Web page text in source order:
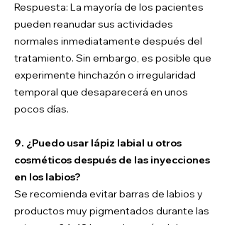
Respuesta: La mayoría de los pacientes
pueden reanudar sus actividades
normales inmediatamente después del
tratamiento. Sin embargo, es posible que
experimente hinchazón o irregularidad
temporal que desaparecerá en unos
pocos días.
9. ¿Puedo usar lápiz labial u otros
cosméticos después de las inyecciones
en los labios?
Se recomienda evitar barras de labios y
productos muy pigmentados durante las